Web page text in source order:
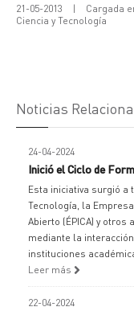
21-05-2013 | Cargada
Ciencia y Tecnología
Noticias
24-04-2024
Inició el Ciclo de
Esta iniciativa surgió a
Tecnología, la
Abierto (ÉPICA) y
mediante la
instituciones
Leer más
22-04-2024